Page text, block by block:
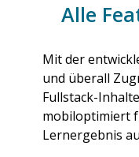
Alle
Mit der
und überall
Fullstack-
mobiloptimiert
Lernergebnis